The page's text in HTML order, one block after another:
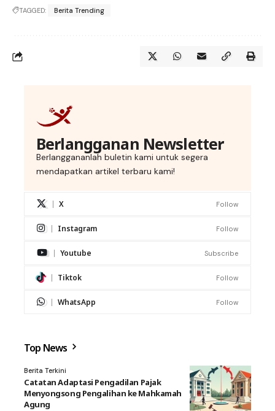
TAGGED: Berita Trending
Berlangganan Newsletter
Berlanggananlah buletin kami untuk segera
mendapatkan artikel terbaru kami!
X Follow
Instagram Follow
Youtube Subscribe
Tiktok Follow
WhatsApp Follow
Top News
Berita Terkini
Catatan Adaptasi Pengadilan Pajak
Menyongsong Pengalihan ke Mahkamah
Agung